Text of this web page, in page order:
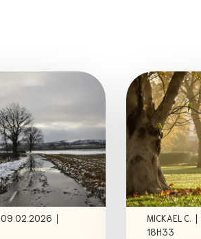
09.02.2026 | MICKAEL C. |
18H33